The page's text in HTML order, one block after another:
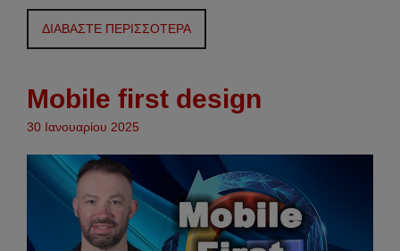
ΔΙΑΒΑΣΤΕ ΠΕΡΙΣΣΟΤΕΡΑ
Mobile first design
30 Ιανουαρίου 2025